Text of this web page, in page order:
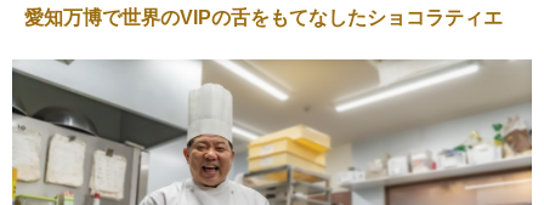
愛知万博で世界のVIPの舌をもてなしたショコラティエ